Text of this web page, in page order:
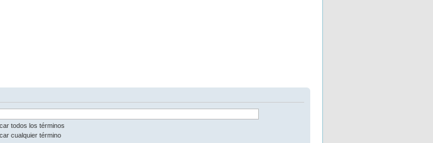
todos los términos
cualquier término